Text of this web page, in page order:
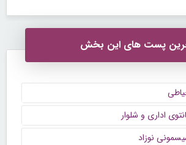
پست های این بخش
اداری و شلوار
نوزاد